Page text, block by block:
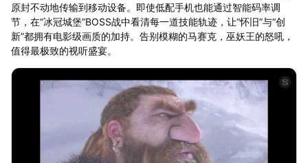
原封不动地传输到移动设备。即使低配手机也能通过智能码率调
节，在“冰冠城堡”BOSS战中看清每一道技能轨迹，让“怀旧”与“创
新”都拥有电影级画质的加持。告别模糊的马赛克，巫妖王的怒吼，
值得最极致的视听盛宴。